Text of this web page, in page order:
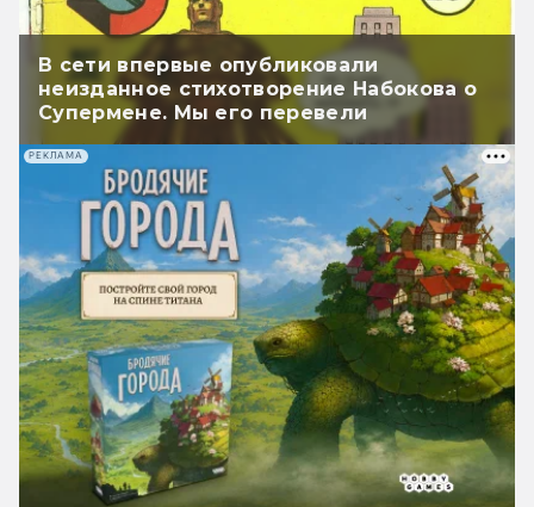
В сети впервые опубликовали
неизданное стихотворение Набокова о
Супермене. Мы его перевели
РЕКЛАМА